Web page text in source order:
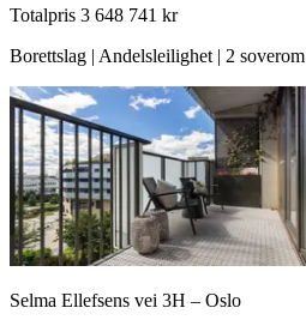
Totalpris 3 648 741 kr
Borettslag | Andelsleilighet | 2 soverom
Selma Ellefsens vei 3H – Oslo